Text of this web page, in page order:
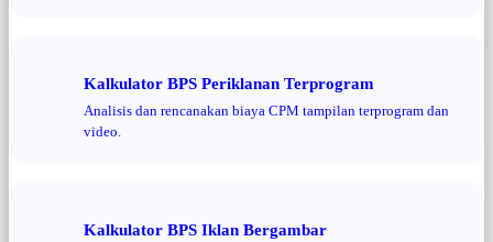
Kalkulator BPS Periklanan Terprogram
Analisis dan rencanakan biaya CPM tampilan terprogram dan
video.
Kalkulator BPS Iklan Bergambar